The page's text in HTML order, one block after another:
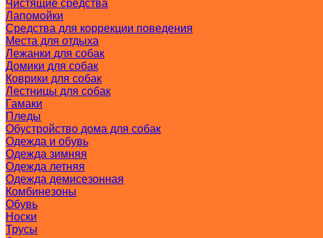
Чистящие средства
Лапомойки
Средства для коррекции поведения
Места для отдыха
Лежанки для собак
Домики для собак
Коврики для собак
Лестницы для собак
Гамаки
Пледы
Обустройство дома для собак
Одежда и обувь
Одежда зимняя
Одежда летняя
Одежда демисезонная
Комбинезоны
Обувь
Носки
Трусы